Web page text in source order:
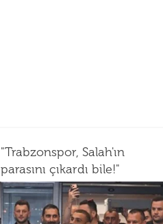
"Trabzonspor, Salah'ın
parasını çıkardı bile!"